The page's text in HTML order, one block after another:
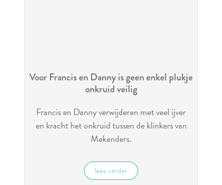
Voor Francis en Danny is geen enkel plukje
onkruid veilig
Francis en Danny verwijderen met veel ijver
en kracht het onkruid tussen de klinkers van
Mekanders.
lees verder